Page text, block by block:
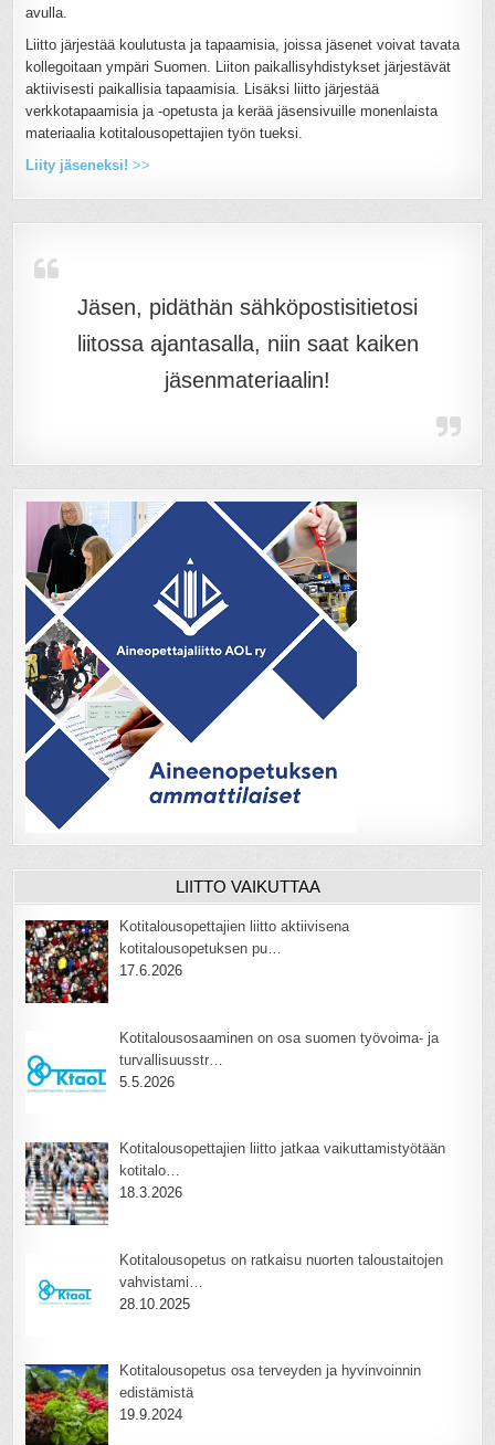
avulla.
Liitto järjestää koulutusta ja tapaamisia, joissa jäsenet voivat tavata
kollegoitaan ympäri Suomen. Liiton paikallisyhdistykset järjestävät
aktiivisesti paikallisia tapaamisia. Lisäksi liitto järjestää
verkkotapaamisia ja -opetusta ja kerää jäsensivuille monenlaista
materiaalia kotitalousopettajien työn tueksi.
Liity jäseneksi! >>
Jäsen, pidäthän sähköpostisitietosi
liitossa ajantasalla, niin saat kaiken
jäsenmateriaalin!
LIITTO VAIKUTTAA
Kotitalousopettajien liitto aktiivisena
kotitalousopetuksen pu…
17.6.2026
Kotitalousosaaminen on osa suomen työvoima- ja
turvallisuusstr…
5.5.2026
Kotitalousopettajien liitto jatkaa vaikuttamistyötään
kotitalo…
18.3.2026
Kotitalousopetus on ratkaisu nuorten taloustaitojen
vahvistami…
28.10.2025
Kotitalousopetus osa terveyden ja hyvinvoinnin
edistämistä
19.9.2024